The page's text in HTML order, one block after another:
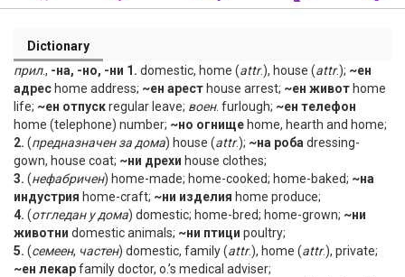
Dictionary
прил., -на, -но, -ни 1. domestic, home (attr.), house (attr.); ~ен
адрес home address; ~ен арест house arrest; ~ен живот home
life; ~ен отпускregular leave; воен. furlough; ~ен телефон
home (telephone) number; ~но огнище home, hearth and home;
2. (предназначен за дома) house (attr.); ~на роба dressing-
gown, house coat; ~ни дрехи house clothes;
3. (нефабричен) home-made; home-cooked; home-baked; ~на
индустрия home-craft; ~ни изделия home produce;
4. (отгледан у дома) domestic; home-bred; home-grown; ~ни
животни domestic animals; ~ни птици poultry;
5. (семеен, частен) domestic, family (attr.), home (attr.), private;
~ен лекарfamily doctor, o.’s medical adviser;